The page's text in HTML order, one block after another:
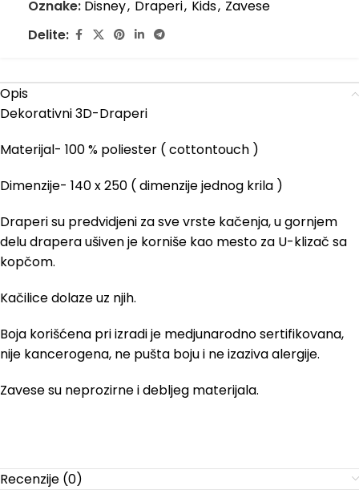
Oznake: Disney, Draperi, Kids, Zavese
Delite:
Opis
Dekorativni 3D-Draperi
Materijal- 100 % poliester ( cottontouch )
Dimenzije- 140 x 250 ( dimenzije jednog krila )
Draperi su predvidjeni za sve vrste kačenja, u gornjem
delu drapera ušiven je korniše kao mesto za U-klizač sa
kopčom.
Kačilice dolaze uz njih.
Boja korišćena pri izradi je medjunarodno sertifikovana,
nije kancerogena, ne pušta boju i ne izaziva alergije.
Zavese su neprozirne i debljeg materijala.
Recenzije (0)